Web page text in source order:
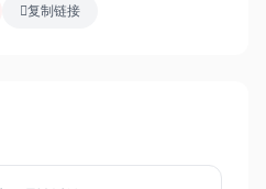
复制链接